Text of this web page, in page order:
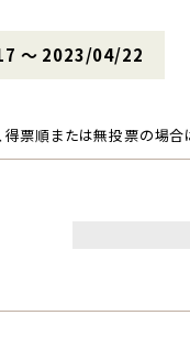
〜 2023/04/22
票順または無投票の場合